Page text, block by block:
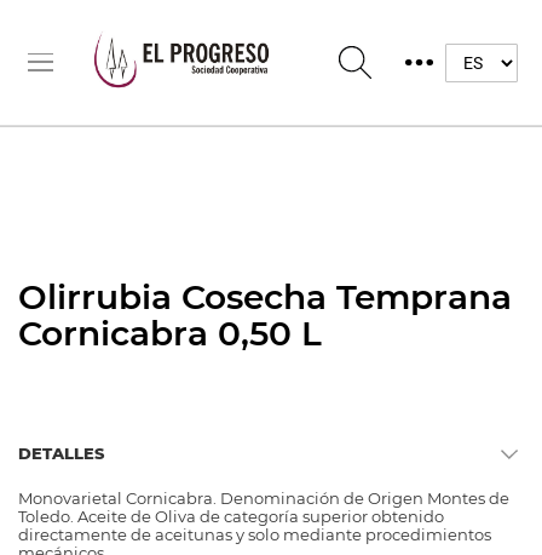
Olirrubia Cosecha Temprana
Cornicabra 0,50 L
DETALLES
Monovarietal Cornicabra. Denominación de Origen Montes de
Toledo. Aceite de Oliva de categoría superior obtenido
directamente de aceitunas y solo mediante procedimientos